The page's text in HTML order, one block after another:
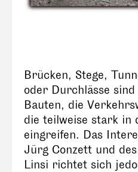
Brücken, Stege,
oder Durchlässe sind
Bauten, die
die teilweise stark in
eingreifen. Das
Jürg Conzett und
Linsi richtet sich